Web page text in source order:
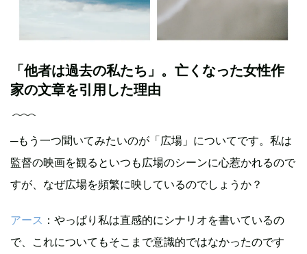
「他者は過去の私たち」。亡くなった女性作
家の文章を引用した理由
─もう一つ聞いてみたいのが「広場」についてです。私は
監督の映画を観るといつも広場のシーンに心惹かれるので
すが、なぜ広場を頻繁に映しているのでしょうか？
アース ：やっぱり私は直感的にシナリオを書いているの
で、これについてもそこまで意識的ではなかったのです